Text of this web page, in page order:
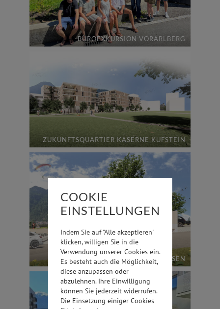
BÜROEXKURSION VORARLBERG
ZUKUNFTSQUARTIER KASERNE KUFSTEIN
HAUS DER KINDER UMHAUSEN
COOKIE
EINSTELLUNGEN
Indem Sie auf "Alle akzeptieren"
klicken, willigen Sie in die
Verwendung unserer Cookies ein.
Es besteht auch die Möglichkeit,
diese anzupassen oder
abzulehnen. Ihre Einwilligung
können Sie jederzeit widerrufen.
Die Einsetzung einiger Cookies